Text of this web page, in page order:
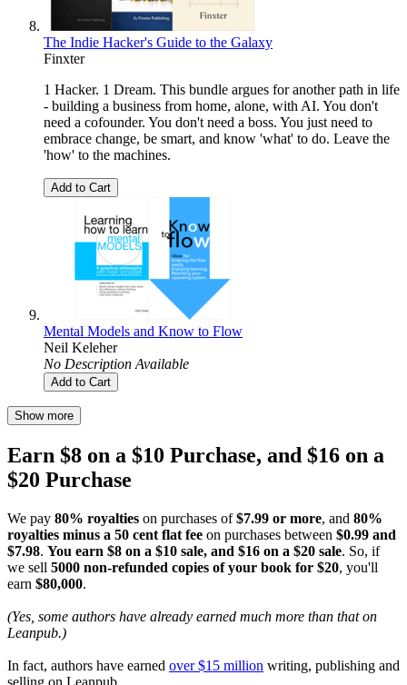
The Indie Hacker's Guide to the Galaxy
Finxter
1 Hacker. 1 Dream. This bundle argues for another path in life
- building a business from home, alone, with AI. You don't
need a cofounder. You don't need a boss. You just need to
embrace change, be smart, and know 'what' to do. Leave the
'how' to the machines.
Add to Cart
Mental Models and Know to Flow
Neil Keleher
No Description Available
Add to Cart
Show more
Earn $8 on a $10 Purchase, and $16 on a
$20 Purchase
We pay 80% royalties on purchases of$7.99 or more, and 80%
royalties minus a 50 cent flat fee on purchases between $0.99 and
$7.98. You earn $8 on a $10 sale, and $16 on a $20 sale. So, if
we sell 5000 non-refunded copies of your book for $20, you'll
earn $80,000.
(Yes, some authors have already earned much more than that on
Leanpub.)
In fact, authors have earned over $15 million writing, publishing and
selling on Leanpub.